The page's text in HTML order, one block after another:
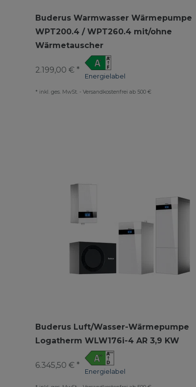
Buderus Warmwasser Wärmepumpe
WPT200.4 / WPT260.4 mit/ohne
Wärmetauscher
Energielabel
2.199,00 € *
* inkl. ges. MwSt. - Versandkostenfrei ab 500 €
Buderus Luft/Wasser-Wärmepumpe
Logatherm WLW176i-4 AR 3,9 KW
Energielabel
6.345,50 € *